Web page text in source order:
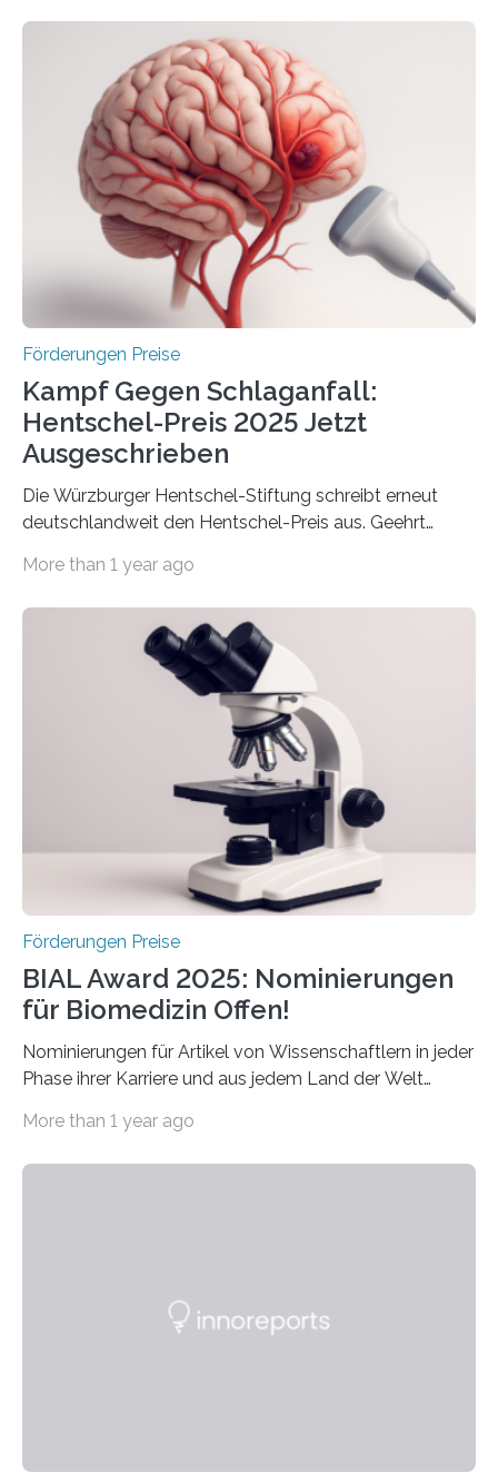
Woche vom Haushaltsausschuss freigegeben – unter
anderem zur Unterstützung der
Industrieforschungsprogramme Industrielle
Gemeinschaftsforschung (IGF), Zentrales
Innovationsprogramm Mittelstand (ZIM) und
Innovationskompetenz INNO-KOM. Auf dem
Innovationstag Mittelstand 2025 am 5. Juni 2025 in
Berlin überbrachte das Bundesministerium für
Wirtschaft und Energie eine gute Nachricht:
Überplanmäßige Verpflichtungsermächtigungen in
Förderungen Preise
Kampf Gegen Schlaganfall:
Hentschel-Preis 2025 Jetzt
Ausgeschrieben
Die Würzburger Hentschel-Stiftung schreibt erneut
deutschlandweit den Hentschel-Preis aus. Geehrt
hochrangige wissenschaftliche Publikation zum Thema
Schlaganfall“ mit Sitz in Würzburg fördert die
Schlaganfallforschung, um die Behandlung der
Betroffenen zu verbessern. Dazu schreibt sie auch in
diesem Jahr wieder deutschlandweit den Hentschel-
Preis aus. Er richtet sich gezielt an jüngere
Forscherinnen und Forscher unter 40 Jahren. Geehrt
werden soll eine herausragende Doktorarbeit oder eine
hochrangige wissenschaftliche Publikation zum Thema
More than 1 year ago
Förderungen Preise
BIAL Award 2025: Nominierungen
für Biomedizin Offen!
Nominierungen für Artikel von Wissenschaftlern in jeder
Phase ihrer Karriere und aus jedem Land der Welt
Leben gerufen, um die bemerkenswertesten
Foundation, des BIAL Award in Biomedicine ist in
More than 1 year ago